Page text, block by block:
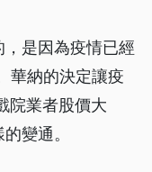
是因為疫情已經
華納的決定讓疫
院業者股價大
變通。